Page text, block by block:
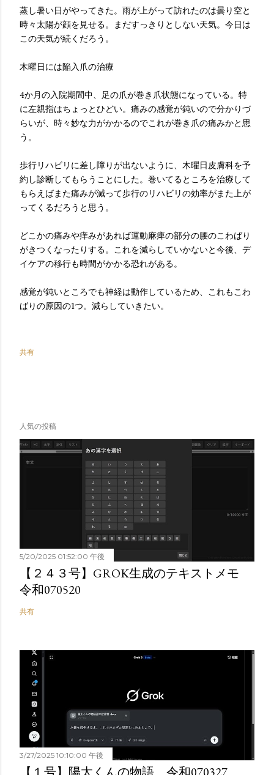
蒸し暑い日がやってきた。雨が上がって訪れたのは曇り空と
時々太陽が顔を見せる。まだすっきりとしない天気。今日は
この天気が続くだろう。
木曜日には陥入爪の治療
4か月の入院期間中、足の爪が巻き爪状態になっている。特
に左親指はちょっとひどい。痛みの感覚が鈍いので分かりづ
らいが、時々妙な力がかかるのでこれが巻き爪の痛みかと思
う。
歩行リハビリに差し障りが出ないように、木曜日皮膚科を予
約し診断してもらうことにした。巻いてるところを治療して
もらえばまた痛みが減って歩行のリハビリの効率がまた上が
ってくるだろうと思う。
どこかの痛みや痒みがあれば運動麻痺の部分の腰のこわばり
がきつくなったりする。これを減らしていかないと今後、デ
イケアの移行も時間がかかる恐れがある。
感覚が鈍いところでも神経は動作しているため、これもこわ
ばりの原因の1つ。減らしていきたい。
共有
人気の投稿
5/20/2025 01:52:00 午後
【２４３号】GROK生成のテキストメモ
令和070520
共有
3/27/2025 10:10:00 午後